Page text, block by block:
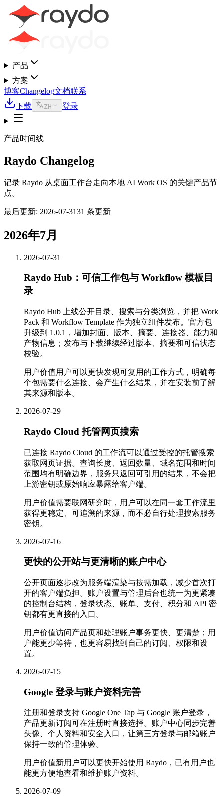
产品
方案
博客Changelog文档联系
下载
ZH 登录
产品时间线
Raydo Changelog
记录 Raydo 从桌面工作台走向本地 AI Work OS 的关键产品节
点。
最后更新: 2026-07-3131 条更新
2026年7月
2026-07-31
Raydo Hub：可信工作包与 Workflow 模板目
录
Raydo Hub 上线公开目录、搜索与分类浏览，并把 Work
Pack 和 Workflow Template 作为独立组件发布。官方包
升级到 1.0.1，增加封面、版本、摘要、连接器、能力和
产物信息；发布与下载继续经过版本、摘要和可信状态
校验。
用户价值用户可以更快发现可复用的工作方式，明确每
个包需要什么连接、会产生什么结果，并在安装前了解
其来源和版本。
2026-07-29
Raydo Cloud 托管网页搜索
已连接 Raydo Cloud 的工作流可以通过受控的托管搜索
获取网页证据。查询长度、返回数量、域名范围和时间
范围均有明确边界，服务只返回可引用的结果，不会把
上游密钥或原始响应暴露给客户端。
用户价值需要联网研究时，用户可以在同一套工作流里
获得更稳定、可追溯的来源，而不必自行处理搜索服务
密钥。
2026-07-16
更快的公开站与更清晰的账户中心
公开页面逐步改为服务端渲染与按需加载，减少首次打
开的客户端负担。账户设置与管理后台也统一为更紧凑
的控制台结构，登录状态、账单、支付、积分和 API 密
钥都有更直接的入口。
用户价值访问产品页和处理账户事务更快、更清楚；用
户能更少等待，也更容易找到自己的订阅、权限和设
置。
2026-07-15
Google 登录与账户资料完善
注册和登录支持 Google One Tap 与 Google 账户登录，
产品更新订阅可在注册时直接选择。账户中心同步完善
头像、个人资料和安全入口，让第三方登录与邮箱账户
保持一致的管理体验。
用户价值新用户可以更快开始使用 Raydo，已有用户也
能更方便地查看和维护账户资料。
2026-07-09